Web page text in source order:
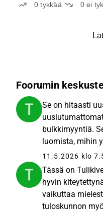
0tykkää 0ei
Foorumin
Se on hitaasti
bulkkimyyntiä.
luomista, mihin
pystynyt. Missä
Tulikivispämmeri?
11.5.2026 klo
Tässä on
hyvin
vaikuttaa
tuloskunnon